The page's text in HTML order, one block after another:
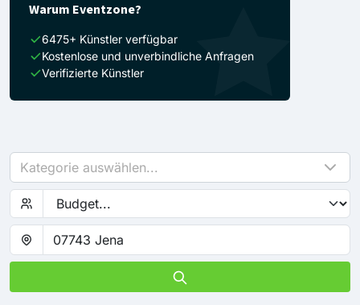
Warum Eventzone?
6475+ Künstler verfügbar
Kostenlose und unverbindliche Anfragen
Verifizierte Künstler
Kategorie auswählen...